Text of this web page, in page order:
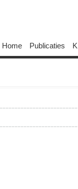
Home Publicaties